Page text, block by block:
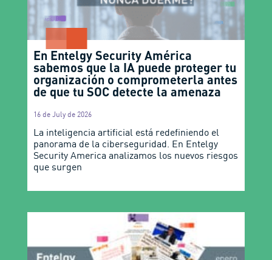
En Entelgy Security América
sabemos que la IA puede proteger tu
organización o comprometerla antes
de que tu SOC detecte la amenaza
16 de July de 2026
La inteligencia artificial está redefiniendo el
panorama de la ciberseguridad. En Entelgy
Security America analizamos los nuevos riesgos
que surgen